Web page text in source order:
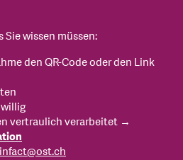
Sie wissen müssen:
den QR-Code oder den Link
vertraulich verarbeitet →
@ost.ch